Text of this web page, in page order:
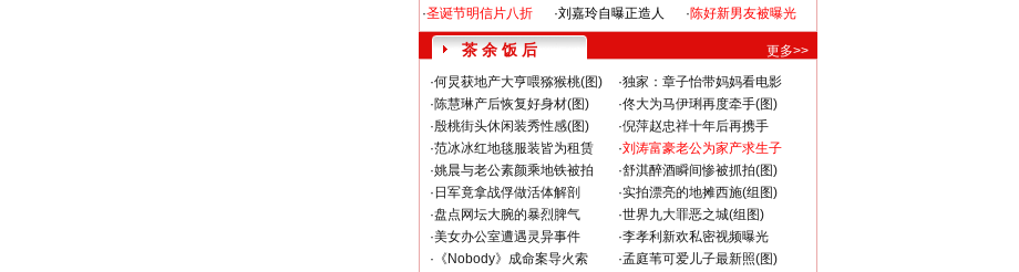
·圣诞节明信片八折
·刘嘉玲自曝正造人
·陈好新男友被曝光
茶 余 饭 后
更多>>
·何炅获地产大亨喂猕猴桃(图) ·独家：章子怡带妈妈看电影
·陈慧琳产后恢复好身材(图) ·佟大为马伊琍再度牵手(图)
·殷桃街头休闲装秀性感(图) ·倪萍赵忠祥十年后再携手
·范冰冰红地毯服装皆为租赁 ·刘涛富豪老公为家产求生子
·姚晨与老公素颜乘地铁被拍 ·舒淇醉酒瞬间惨被抓拍(图)
· 日军竟拿战俘做活体解剖 ·实拍漂亮的地摊西施(组图)
·盘点网坛大腕的暴烈脾气 ·世界九大罪恶之城(组图)
·美女办公室遭遇灵异事件 ·李孝利新欢私密视频曝光
· 《Nobody》成命案导火索 ·孟庭苇可爱儿子最新照(图)